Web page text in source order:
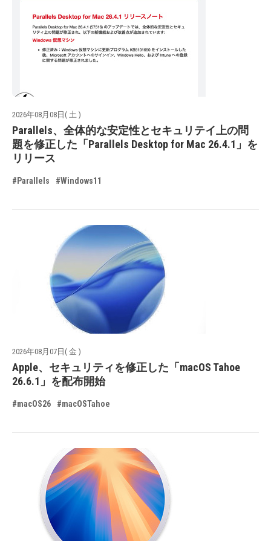
2026年08月08日( 土 )
Parallels、全体的な安定性とセキュリテイ上の問
題を修正した「Parallels Desktop for Mac 26.4.1」を
リリース
#Parallels #Windows11
2026年08月07日( 金 )
Apple、セキュリティを修正した「macOS Tahoe
26.6.1」を配布開始
#macOS26 #macOSTahoe